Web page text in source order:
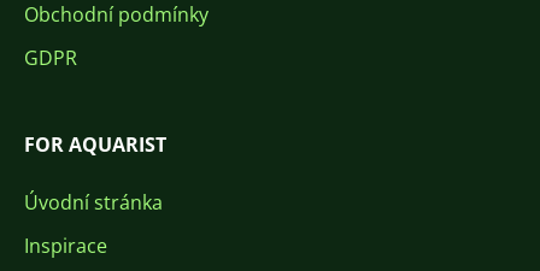
Obchodní podmínky
GDPR
FOR AQUARIST
Úvodní stránka
Inspirace